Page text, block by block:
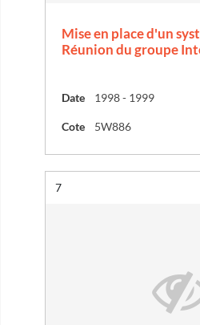
Mise en place d'un
Réunion du groupe
Date 1998 - 1999
Cote 5W886
Résultat n°
7